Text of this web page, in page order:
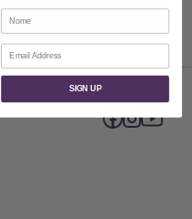
Nome
Correio eletrónico
SIGN UP